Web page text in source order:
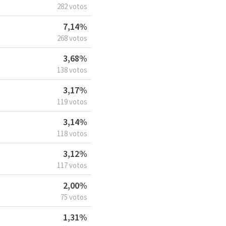
282 votos
7,14%
268 votos
3,68%
138 votos
3,17%
119 votos
3,14%
118 votos
3,12%
117 votos
2,00%
75 votos
1,31%